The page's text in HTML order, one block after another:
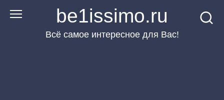
Перейти
be1issimo.ru
Всё самое интересное для Вас!